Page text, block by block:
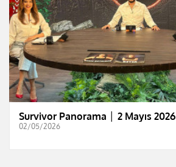
Survivor Panorama │ 2 Mayıs 2026
02/05/2026